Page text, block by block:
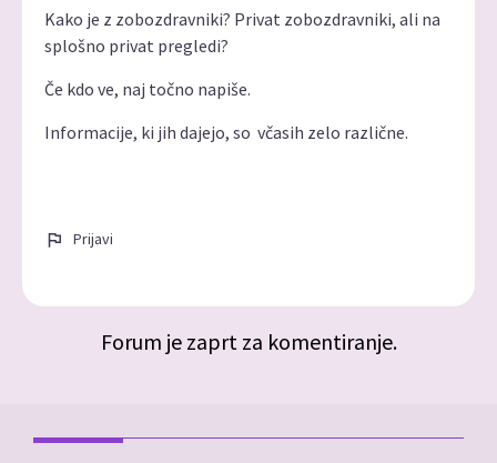
Kako je z zobozdravniki? Privat zobozdravniki, ali na
splošno privat pregledi?
Če kdo ve, naj točno napiše.
Informacije, ki jih dajejo, so včasih zelo različne.
Prijavi
Forum je zaprt za komentiranje.